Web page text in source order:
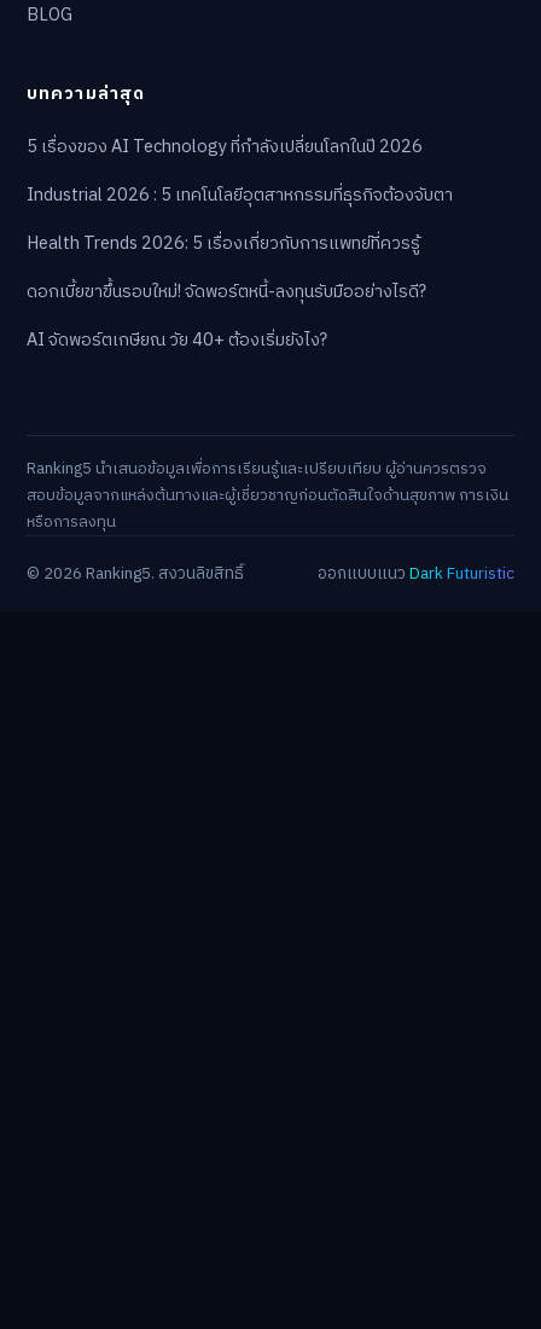
BLOG
บทความล่าสุด
5 เรื่องของ AI Technology ที่กำลังเปลี่ยนโลกในปี 2026
Industrial 2026 : 5 เทคโนโลยีอุตสาหกรรมที่ธุรกิจต้องจับตา
Health Trends 2026: 5 เรื่องเกี่ยวกับการแพทย์ที่ควรรู้
ดอกเบี้ยขาขึ้นรอบใหม่! จัดพอร์ตหนี้-ลงทุนรับมืออย่างไรดี?
AI จัดพอร์ตเกษียณ วัย 40+ ต้องเริ่มยังไง?
Ranking5 นำเสนอข้อมูลเพื่อการเรียนรู้และเปรียบเทียบ ผู้อ่านควรตรวจ
สอบข้อมูลจากแหล่งต้นทางและผู้เชี่ยวชาญก่อนตัดสินใจด้านสุขภาพ การเงิน
หรือการลงทุน
© 2026 Ranking5. สงวนลิขสิทธิ์
ออกแบบแนวDark Futuristic